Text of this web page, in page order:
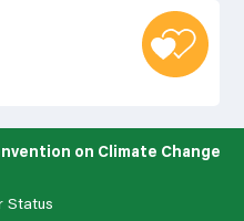
on Climate Change
Status